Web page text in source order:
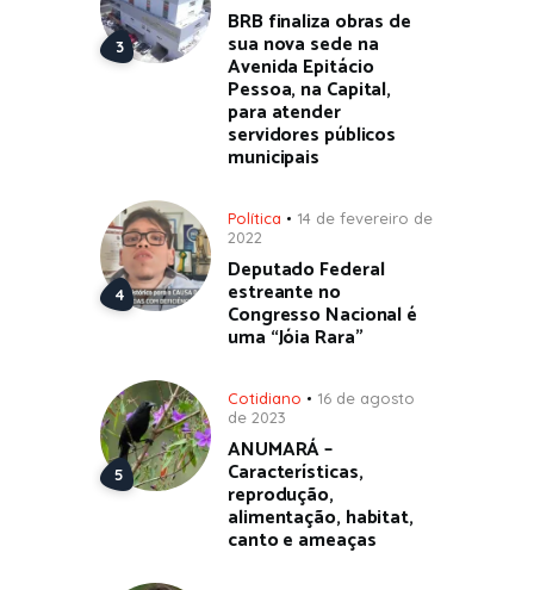
BRB finaliza obras de
sua nova sede na
Avenida Epitácio
Pessoa, na Capital,
para atender
servidores públicos
municipais
Política
14 de fevereiro de
2022
Deputado Federal
estreante no
Congresso Nacional é
uma “Jóia Rara”
Cotidiano
16 de agosto
de 2023
ANUMARÁ –
Características,
reprodução,
alimentação, habitat,
canto e ameaças